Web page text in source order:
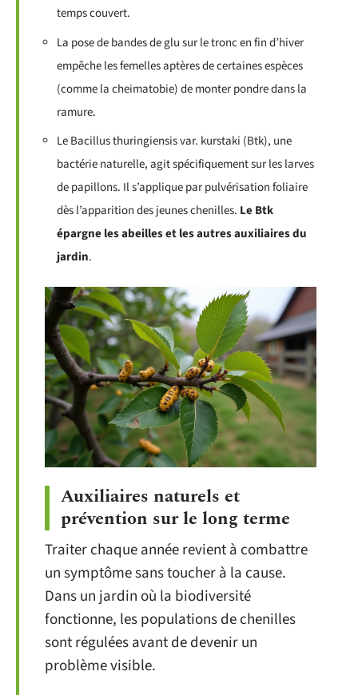
temps couvert.
La pose de bandes de glu sur le tronc en fin d’hiver
empêche les femelles aptères de certaines espèces
(comme la cheimatobie) de monter pondre dans la
ramure.
Le Bacillus thuringiensis var. kurstaki (Btk), une
bactérie naturelle, agit spécifiquement sur les larves
de papillons. Il s’applique par pulvérisation foliaire
dès l’apparition des jeunes chenilles. Le Btk
épargne les abeilles et les autres auxiliaires du
jardin.
Auxiliaires naturels et
prévention sur le long terme
Traiter chaque année revient à combattre
un symptôme sans toucher à la cause.
Dans un jardin où la biodiversité
fonctionne, les populations de chenilles
sont régulées avant de devenir un
problème visible.